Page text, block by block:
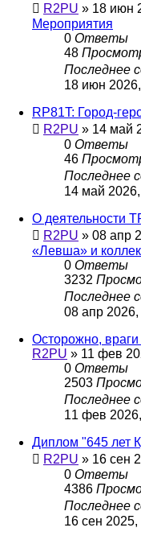
R2PU » 18 июн
Мероприятия
0 Ответы
48
Последнее
18 июн
RP81T: Город-
R2PU » 14 май
0 Ответы
46
Последнее
14 май
О деятельности
R2PU » 08 апр
«Левша» и
0 Ответы
3232
Последнее
08 апр
Осторожно,
R2PU » 11 фев
0 Ответы
2503
Последнее
11 фев
Диплом "645 лет
R2PU » 16 сен
0 Ответы
4386
Последнее
16 сен 2025,